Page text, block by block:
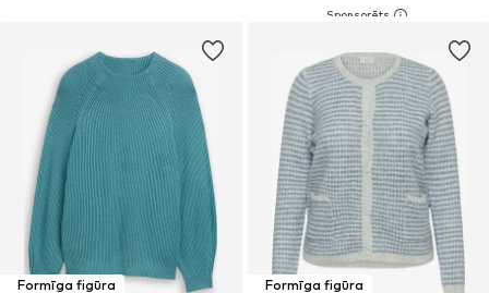
Formīga figūra Formīga figūra